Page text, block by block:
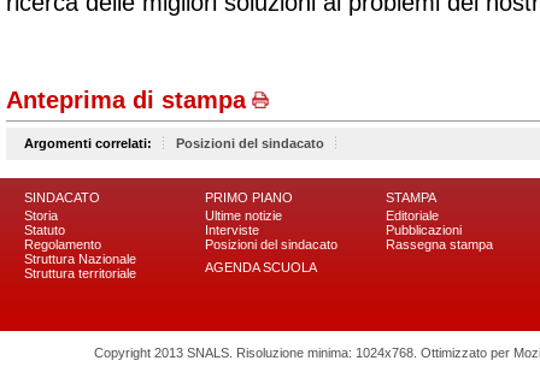
Anteprima di stampa
Argomenti correlati: Posizioni del sindacato
SINDACATO
Storia
Statuto
Regolamento
Struttura Nazionale
Struttura territoriale
PRIMO PIANO
Ultime notizie
Interviste
Posizioni del sindacato
AGENDA SCUOLA
STAMPA
Editoriale
Pubblicazioni
Rassegna stampa
Copyright 2013 SNALS. Risoluzione minima: 1024x768. Ottimizzato per